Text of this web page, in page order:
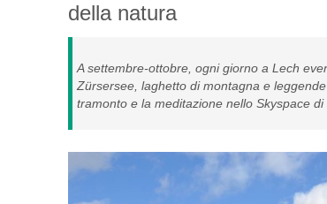
della natura
A settembre-ottobre, ogni giorno a Lech
Zürsersee, laghetto di montagna e
tramonto e la meditazione nello Skyspace